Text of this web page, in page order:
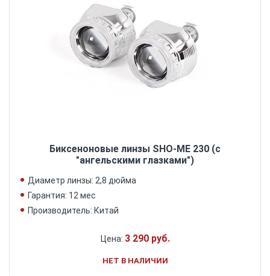
Биксеноновые линзы SHO-ME 230 (с
"ангельскими глазками")
Диаметр линзы: 2,8 дюйма
Гарантия: 12 мес
Производитель: Китай
Цена: 3 290 руб.
НЕТ В НАЛИЧИИ